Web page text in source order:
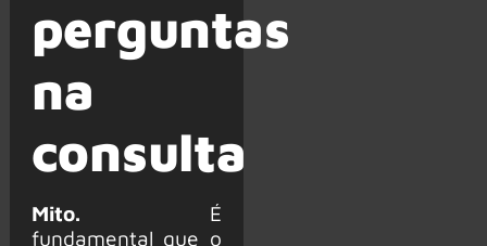
perguntas
na
consulta
Mito. É
fundamental que o